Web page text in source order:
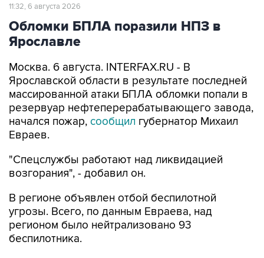
11:32, 6 августа 2026
Обломки БПЛА поразили НПЗ в
Ярославле
Москва. 6 августа. INTERFAX.RU - В
Ярославской области в результате последней
массированной атаки БПЛА обломки попали в
резервуар нефтеперерабатывающего завода,
начался пожар, сообщил губернатор Михаил
Евраев.
"Спецслужбы работают над ликвидацией
возгорания", - добавил он.
В регионе объявлен отбой беспилотной
угрозы. Всего, по данным Евраева, над
регионом было нейтрализовано 93
беспилотника.